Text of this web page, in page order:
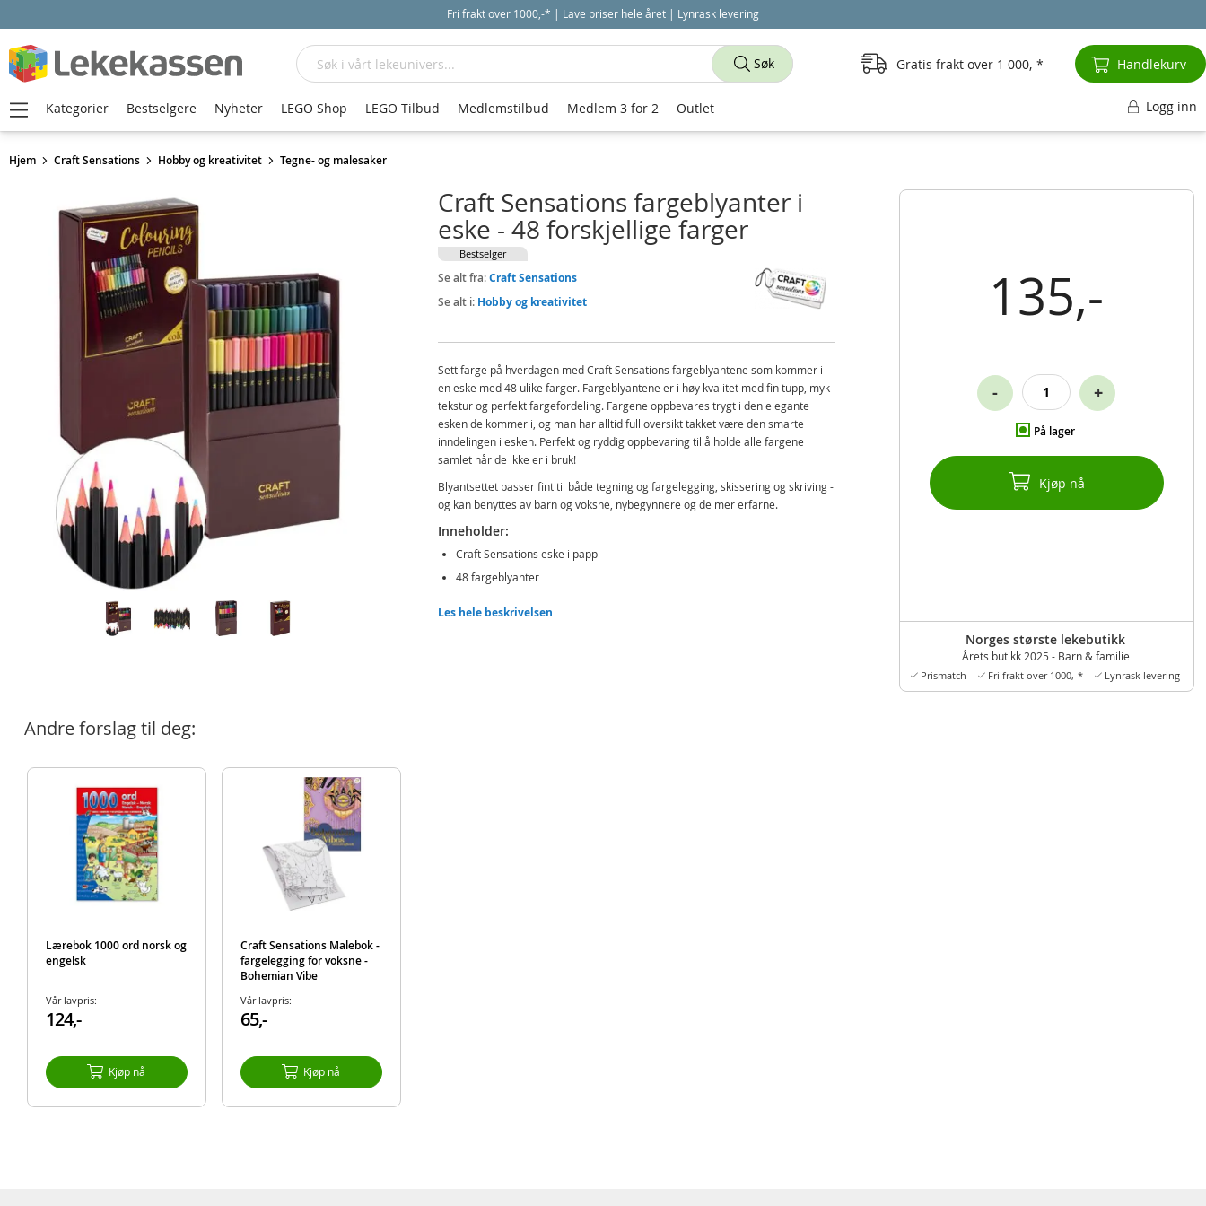
Fri frakt over 1000,-* | Lave priser hele året | Lynrask levering
Hjem Craft Sensations Hobby og kreativitet Tegne- og malesaker
135,-
På lager
- +
Kjøp nå
Norges største lekebutikk
Årets butikk 2025 - Barn & familie
Prismatch Fri frakt over 1000,-* Lynrask levering
Craft Sensations fargeblyanter i
eske - 48 forskjellige farger
Bestselger
Se alt fra:Craft Sensations
Se alt i: Hobby og kreativitet
Sett farge på hverdagen med Craft Sensations fargeblyantene som kommer i
en eske med 48 ulike farger. Fargeblyantene er i høy kvalitet med fin tupp, myk
tekstur og perfekt fargefordeling. Fargene oppbevares trygt i den elegante
esken de kommer i, og man har alltid full oversikt takket være den smarte
inndelingen i esken. Perfekt og ryddig oppbevaring til å holde alle fargene
samlet når de ikke er i bruk!
Blyantsettet passer fint til både tegning og fargelegging, skissering og skriving -
og kan benyttes av barn og voksne, nybegynnere og de mer erfarne.
Inneholder:
Craft Sensations eske i papp
48 fargeblyanter
Detaljer:
Les hele beskrivelsen
Andre forslag til deg:
Lærebok 1000 ord norsk og
engelsk
Vår lavpris:
124,-
Kjøp nå
Craft Sensations Malebok -
fargelegging for voksne -
Bohemian Vibe
Vår lavpris:
65,-
Kjøp nå
Søk
Søk Gratis frakt over 1 000,- Handlekurv
Kategorier Bestselgere Nyheter LEGO Shop LEGO Tilbud Medlemstilbud Medlem 3 for 2 Outlet Logg inn